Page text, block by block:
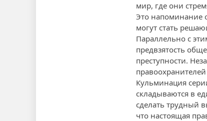
мир, где они
Это напоминание
могут стать
Параллельно с
предвзятость
преступности.
Кульминация
складываются в
сделать трудный
что настоящая